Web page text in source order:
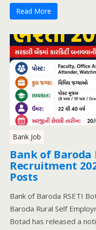
Read More
Bank Job
Bank of Baroda
Recruitment
Posts
Bank of Baroda RSETI
Baroda Rural Self
Botad has released a